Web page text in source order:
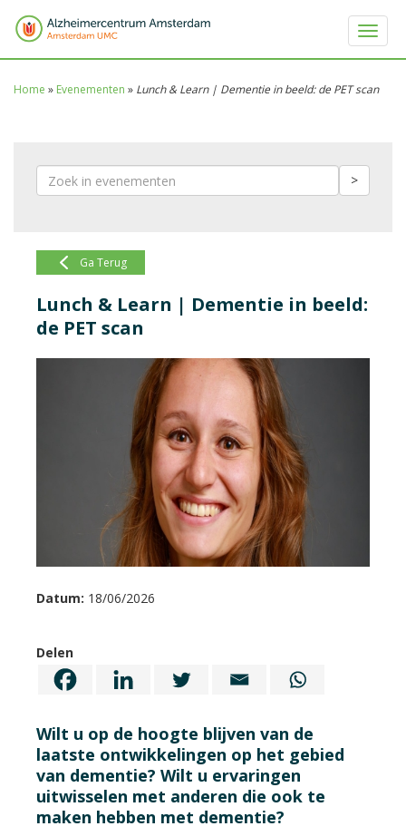
Toggle
Home » Evenementen » Lunch & Learn | Dementie in beeld: de PET scan
>
Ga Terug
Lunch & Learn | Dementie in beeld:
de PET scan
Datum: 18/06/2026
Delen
Wilt u op de hoogte blijven van de
laatste ontwikkelingen op het gebied
van dementie? Wilt u ervaringen
uitwisselen met anderen die ook te
maken hebben met dementie?